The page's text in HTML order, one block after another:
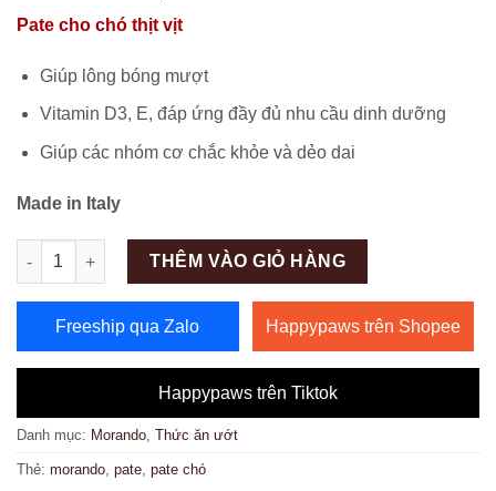
là:
50,000 ₫.
Pate cho chó thịt vịt
Giúp lông bóng mượt
Vitamin D3, E, đáp ứng đầy đủ nhu cầu dinh dưỡng
Giúp các nhóm cơ chắc khỏe và dẻo dai
Made in Italy
Số lượng
THÊM VÀO GIỎ HÀNG
Freeship qua Zalo Happypaws trên Shopee
Happypaws trên Tiktok
Danh mục: Morando, Thức ăn ướt
Thẻ: morando, pate, pate chó